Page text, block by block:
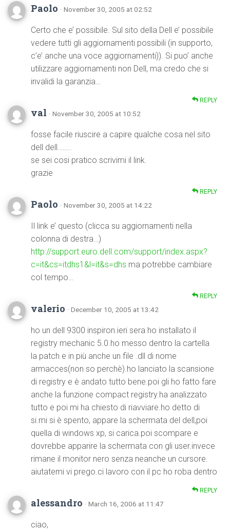
Paolo · November 30, 2005 at 02:52
Certo che e’ possibile. Sul sito della Dell e’ possibile
vedere tutti gli aggiornamenti possibili (in supporto,
c’e’ anche una voce aggiornamenti)). Si puo’ anche
utilizzare aggiornamenti non Dell, ma credo che si
invalidi la garanzia…
REPLY
val · November 30, 2005 at 10:52
fosse facile riuscire a capire qualche cosa nel sito
dell dell……..
se sei cosi pratico scrivimi il link.
grazie
REPLY
Paolo · November 30, 2005 at 14:22
Il link e’ questo (clicca su aggiornamenti nella
colonna di destra…)
http://support.euro.dell.com/support/index.aspx?
c=it&cs=itdhs1&l=it&s=dhs ma potrebbe cambiare
col tempo…
REPLY
valerio · December 10, 2005 at 13:42
ho un dell 9300 inspiron.ieri sera ho installato il
registry mechanic 5.0.ho messo dentro la cartella
la patch e in più anche un file .dll di nome
armacces(non so perchè).ho lanciato la scansione
di registry e è andato tutto bene.poi gli ho fatto fare
anche la funzione compact registry.ha analizzato
tutto e poi mi ha chiesto di riavviare.ho detto di
si.mi si è spento, appare la schermata del dell,poi
quella di windows xp, si carica.poi scompare e
dovrebbe apparire la schermata con gli user.invece
rimane il monitor nero senza neanche un cursore.
aiutatemi vi prego.ci lavoro con il pc ho roba dentro
REPLY
alessandro · March 16, 2006 at 11:47
ciao,